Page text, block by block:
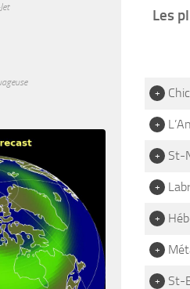
Les
+
+
+ St-
+
+
+
+ St-